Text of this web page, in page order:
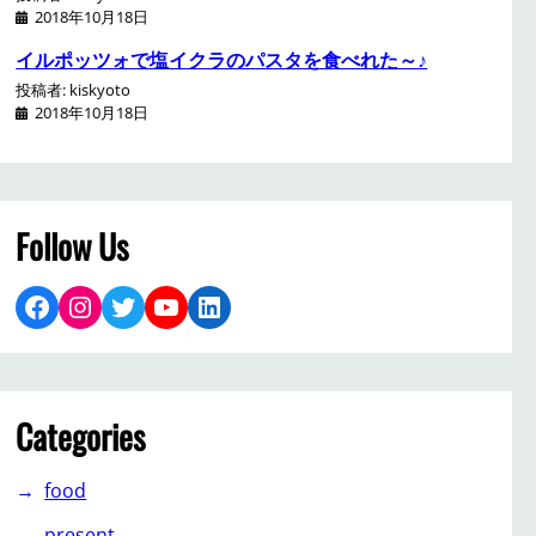
2018年10月18日
イルポッツォで塩イクラのパスタを食べれた～♪
投稿者: kiskyoto
2018年10月18日
Follow Us
Facebook Instagram Twitter YouTube LinkedIn
Categories
food